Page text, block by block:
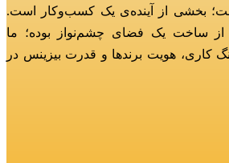
بخشی از آینده‌ی یک کسب‌وکار است.
ساخت یک فضای چشم‌نواز بوده؛ ما
کاری، هویت برندها و قدرت بیزینس در